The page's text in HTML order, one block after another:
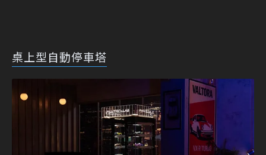
桌上型自動停車塔